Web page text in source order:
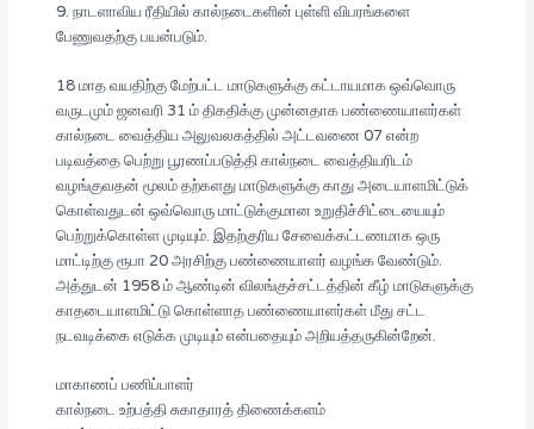
9. நாடளாவிய ரீதியில் கால்நடைகளின் புள்ளி விபரங்களை
பேணுவதற்கு பயன்படும்.
18 மாத வயதிற்கு மேற்பட்ட மாடுகளுக்கு கட்டாயமாக ஒவ்வொரு
வருடமும் ஜனவரி 31 ம் திகதிக்கு முன்னதாக பண்ணையாளர்கள்
கால்நடை வைத்திய அலுவலகத்தில் அட்டவணை 07 என்ற
படிவத்தை பெற்று பூரணப்படுத்தி கால்நடை வைத்தியரிடம்
வழங்குவதன் மூலம் தற்களது மாடுகளுக்கு காது அடையாளமிட்டுக்
கொள்வதுடன் ஒவ்வொரு மாட்டுக்குமான உறுதிச்சிட்டையையும்
பெற்றுக்கொள்ள முடியும். இதற்குரிய சேவைக்கட்டணமாக ஒரு
மாட்டிற்கு ரூபா 20 அரசிற்கு பண்ணையாளர் வழங்க வேண்டும்.
அத்துடன் 1958 ம் ஆண்டின் விலங்குச்சட்டத்தின் கீழ் மாடுகளுக்கு
காதடையாளமிட்டு கொள்ளாத பண்ணையாளர்கள் மீது சட்ட
நடவடிக்கை எடுக்க முடியும் என்பதையும் அறியத்தருகின்றேன்.
மாகாணப் பணிப்பாளர்
கால்நடை உற்பத்தி சுகாதாரத் திணைக்களம்